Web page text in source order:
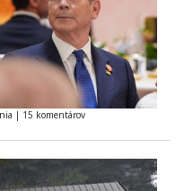
| 15 komentárov